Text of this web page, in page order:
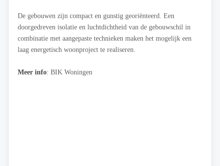
De gebouwen zijn compact en gunstig georiënteerd. Een
doorgedreven isolatie en luchtdichtheid van de gebouwschil in
combinatie met aangepaste technieken maken het mogelijk een
laag energetisch woonproject te realiseren.
Meer info: BIK Woningen